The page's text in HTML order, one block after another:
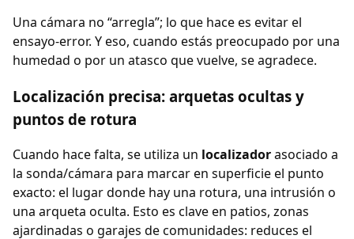
Una cámara no “arregla”; lo que hace es evitar el
ensayo-error. Y eso, cuando estás preocupado por una
humedad o por un atasco que vuelve, se agradece.
Localización precisa: arquetas ocultas y
puntos de rotura
Cuando hace falta, se utiliza un localizadorasociado a
la sonda/cámara para marcar en superficie el punto
exacto: el lugar donde hay una rotura, una intrusión o
una arqueta oculta. Esto es clave en patios, zonas
ajardinadas o garajes de comunidades: reduces el